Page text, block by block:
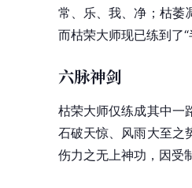
常、乐、我、净；枯萎
而枯荣大师现已练到了
六脉神剑
枯荣大师仅练成其中
石破天惊、风雨大至之
伤力之无上神功，因受